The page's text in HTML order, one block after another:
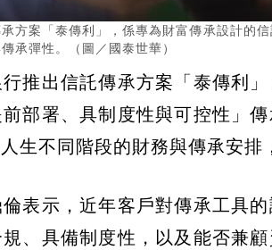
方案「泰傳利」，係專為財富傳承設計的
承彈性。（圖／國泰世華）
推出信託傳承方案「泰傳利
部署、具制度性與可控性」
生不同階段的財務與傳承安排
表示，近年客戶對傳承工具
、具備制度性，以及能否兼